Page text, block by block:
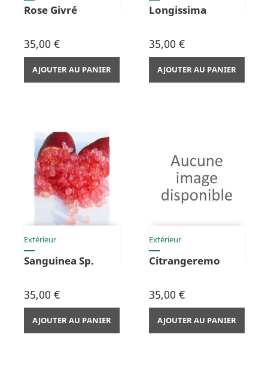
Rose Givré
Prix
35,00 €
AJOUTER AU PANIER
Longissima
Prix
35,00 €
AJOUTER AU PANIER
Extérieur
Sanguinea Sp.
Prix
35,00 €
AJOUTER AU PANIER
Extérieur
Citrangeremo
Prix
35,00 €
AJOUTER AU PANIER